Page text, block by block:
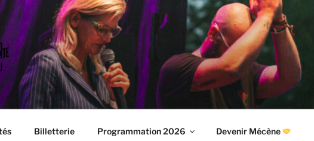
vibrer le territoire.
Billetterie Programmation 2026 Devenir Mécène